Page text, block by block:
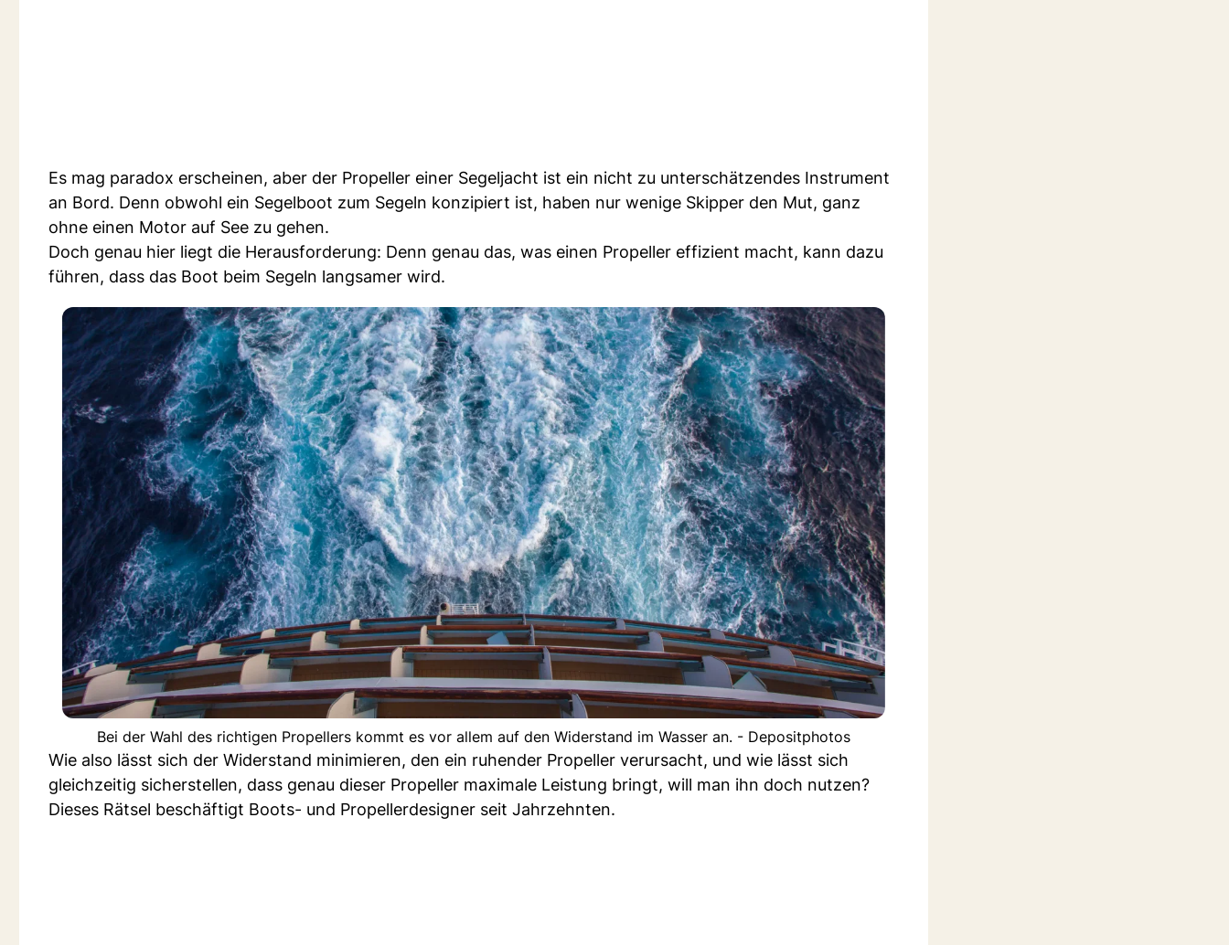
Es mag paradox erscheinen, aber der Propeller einer Segeljacht ist ein nicht zu unterschätzendes Instrument
an Bord. Denn obwohl ein Segelboot zum Segeln konzipiert ist, haben nur wenige Skipper den Mut, ganz
ohne einen Motor auf See zu gehen.
Doch genau hier liegt die Herausforderung: Denn genau das, was einen Propeller effizient macht, kann dazu
führen, dass das Boot beim Segeln langsamer wird.
Bei der Wahl des richtigen Propellers kommt es vor allem auf den Widerstand im Wasser an. - Depositphotos
Wie also lässt sich der Widerstand minimieren, den ein ruhender Propeller verursacht, und wie lässt sich
gleichzeitig sicherstellen, dass genau dieser Propeller maximale Leistung bringt, will man ihn doch nutzen?
Dieses Rätsel beschäftigt Boots- und Propellerdesigner seit Jahrzehnten.